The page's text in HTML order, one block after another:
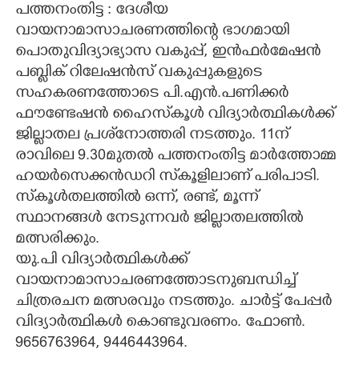
CARTOONS
LITERATURE
ZOOM
പത്തനംതിട്ട : ദേശീയ
വായനാമാസാചരണത്തിന്റെ ഭാഗമായി
പൊതുവിദ്യാഭ്യാസ വകുപ്പ്, ഇൻഫർമേഷൻ
പബ്ലിക് റിലേഷൻസ് വകുപ്പുകളുടെ
സഹകരണത്തോടെ പി.എൻ.പണിക്കർ
ഫൗണ്ടേഷൻ ഹൈസ്‌കൂൾ വിദ്യാർത്ഥികൾക്ക്
ജില്ലാതല പ്രശ്‌നോത്തരി നടത്തും. 11ന്
രാവിലെ 9.30മുതൽ പത്തനംതിട്ട മാർത്തോമ്മ
ഹയർസെക്കൻഡറി സ്‌കൂളിലാണ് പരിപാടി.
സ്‌കൂൾതലത്തിൽ ഒന്ന്, രണ്ട്, മൂന്ന്
സ്ഥാനങ്ങൾ നേടുന്നവർ ജില്ലാതലത്തിൽ
മത്സരിക്കും.
യു.പി വിദ്യാർത്ഥികൾക്ക്
വായനാമാസാചരണത്തോടനുബന്ധിച്ച്
ചിത്രരചന മത്സരവും നടത്തും. ചാർട്ട് പേപ്പർ
വിദ്യാർത്ഥികൾ കൊണ്ടുവരണം. ഫോൺ.
9656763964, 9446443964.